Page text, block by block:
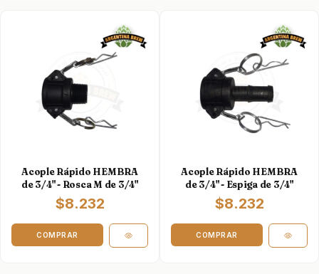
Acople Rápido HEMBRA
de 3/4" - Rosca M de 3/4"
$8.232
Acople Rápido HEMBRA
de 3/4" - Espiga de 3/4"
$8.232